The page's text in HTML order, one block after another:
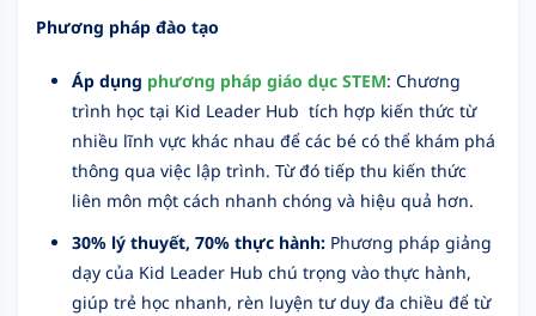
Phương pháp đào tạo
Áp dụng phương pháp giáo dục STEM: Chương
trình học tại Kid Leader Hub tích hợp kiến thức từ
nhiều lĩnh vực khác nhau để các bé có thể khám phá
thông qua việc lập trình. Từ đó tiếp thu kiến thức
liên môn một cách nhanh chóng và hiệu quả hơn.
30% lý thuyết, 70% thực hành: Phương pháp giảng
dạy của Kid Leader Hub chú trọng vào thực hành,
giúp trẻ học nhanh, rèn luyện tư duy đa chiều để từ